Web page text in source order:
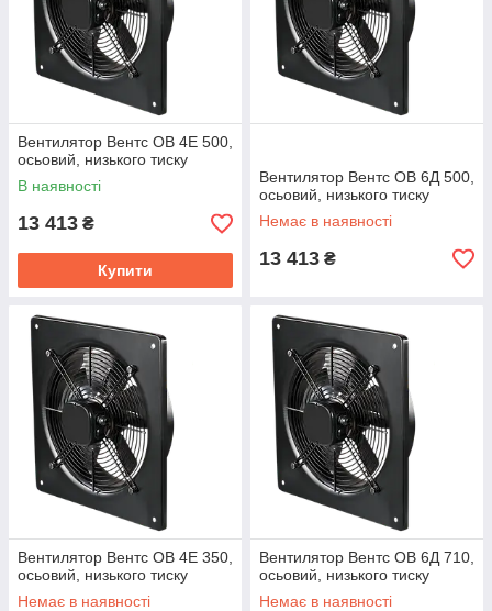
Вентилятор Вентс ОВ 4Е 500,
осьовий, низького тиску
В наявності
13 413 ₴
Купити
Вентилятор Вентс ОВ 6Д 500,
осьовий, низького тиску
Немає в наявності
13 413 ₴
Вентилятор Вентс ОВ 4Е 350,
осьовий, низького тиску
Немає в наявності
Вентилятор Вентс ОВ 6Д 710,
осьовий, низького тиску
Немає в наявності